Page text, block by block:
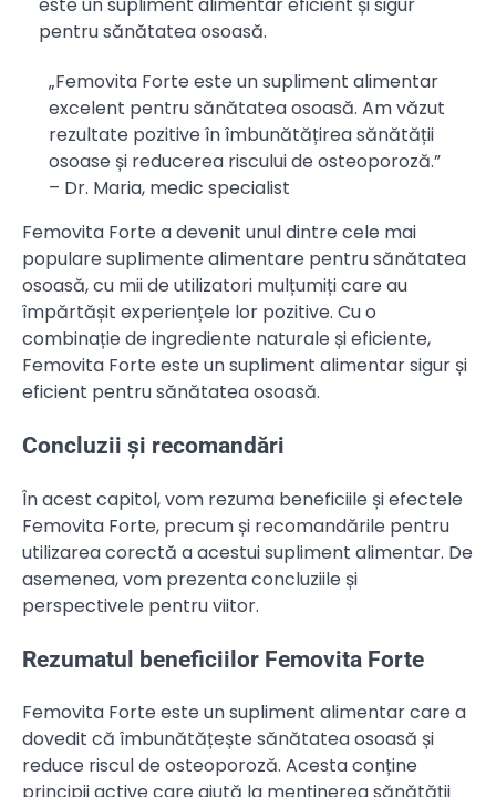
este un supliment alimentar eficient și sigur
pentru sănătatea osoasă.
„Femovita Forte este un supliment alimentar
excelent pentru sănătatea osoasă. Am văzut
rezultate pozitive în îmbunătățirea sănătății
osoase și reducerea riscului de osteoporoză.”
– Dr. Maria, medic specialist
Femovita Forte a devenit unul dintre cele mai
populare suplimente alimentare pentru sănătatea
osoasă, cu mii de utilizatori mulțumiți care au
împărtășit experiențele lor pozitive. Cu o
combinație de ingrediente naturale și eficiente,
Femovita Forte este un supliment alimentar sigur și
eficient pentru sănătatea osoasă.
Concluzii și recomandări
În acest capitol, vom rezuma beneficiile și efectele
Femovita Forte, precum și recomandările pentru
utilizarea corectă a acestui supliment alimentar. De
asemenea, vom prezenta concluziile și
perspectivele pentru viitor.
Rezumatul beneficiilor Femovita Forte
Femovita Forte este un supliment alimentar care a
dovedit că îmbunătățește sănătatea osoasă și
reduce riscul de osteoporoză. Acesta conține